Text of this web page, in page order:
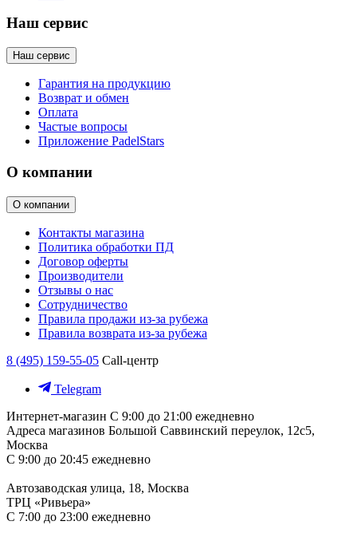
Наш сервис
Наш сервис
Гарантия на продукцию
Возврат и обмен
Оплата
Частые вопросы
Приложение PadelStars
О компании
О компании
Контакты магазина
Политика обработки ПД
Договор оферты
Производители
Отзывы о нас
Сотрудничество
Правила продажи из-за рубежа
Правила возврата из-за рубежа
8 (495) 159-55-05 Call-центр
Telegram
Интернет-магазин С 9:00 до 21:00 ежедневно
Адреса магазинов Большой Саввинский переулок, 12с5,
Москва
С 9:00 до 20:45 ежедневно
Автозаводская улица, 18, Москва
ТРЦ «Ривьера»
С 7:00 до 23:00 ежедневно